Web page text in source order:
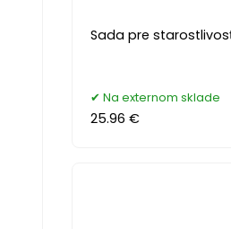
Sada pre
Na externom sklade
25.96 €